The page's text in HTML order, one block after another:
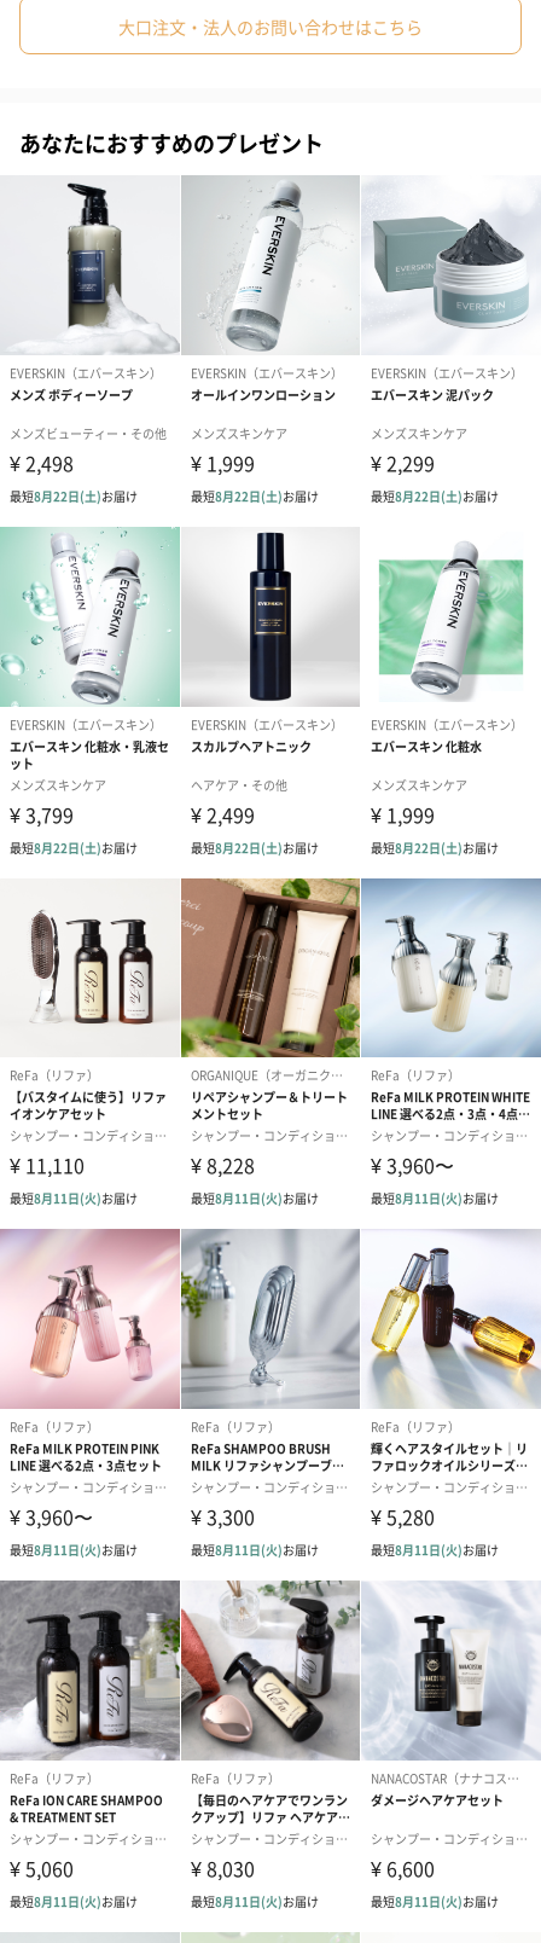
厳選した「14種のボタニカルオイル」と「4種の海洋由来成分」と
「2種の美髪成分」を高配合したスカルプトリートメントで髪の内
部にうるおいを与えて補修。ハリコシある美しい髪へとサポート
します。
まるで香水のようなスカルプトリートメント
フローラルフルーティ
1日中いい匂いが続くフレグランストリートメント。
りとフリージア･ムスク･ウッド･レモン･ローズ･ジャスミン･アン
バー･パチョリ･スズランの香りを1％レベルで調合したEVERSKIN
オリジナル フローラルフルーティの香りをお楽しみください。
フローラルサボン
「フローラルサボン」の香りが新登場。
みずみずしいフルーツとせっけんの香りに、ムスクの甘さが優し
く残る爽やかな香り。
EVERSKIN（エバースキン）
男性の髪と肌をサポートする、自信を育てるブランド。
それがEVERSKINの目指すべき姿です。
新しい自分をたのしもう
商品詳細情報
外装サイズ
幅16.5cm×縦7cm×高さ4cm
並行輸入品か
否か
内容量／内容
物
300ml
使用期限表示
有無
無
お届け日につ
いて
自動出荷のため、お届け日に変動がある場合がござい
ます。ご了承くださいますよう、お願い申し上げま
大口注文・法人のお問い合わせはこちら
あなたにおすすめのプレゼント